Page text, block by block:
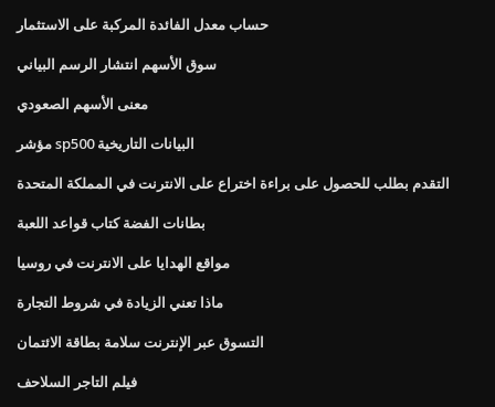
حساب معدل الفائدة المركبة على الاستثمار
سوق الأسهم انتشار الرسم البياني
معنى الأسهم الصعودي
مؤشر sp500 البيانات التاريخية
التقدم بطلب للحصول على براءة اختراع على الانترنت في المملكة المتحدة
بطانات الفضة كتاب قواعد اللعبة
مواقع الهدايا على الانترنت في روسيا
ماذا تعني الزيادة في شروط التجارة
التسوق عبر الإنترنت سلامة بطاقة الائتمان
فيلم التاجر السلاحف